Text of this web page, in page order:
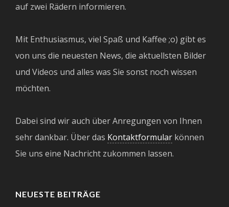
auf zwei Rädern informieren.
Mit Enthusiasmus, viel Spaß und Kaffee ;o) gibt es
von uns die neuesten News, die aktuellsten Bilder
und Videos und alles was Sie sonst noch wissen
möchten.
Dabei sind wir auch über Anregungen von Ihnen
sehr dankbar. Über das Kontaktformular können
Sie uns eine Nachricht zukommen lassen.
NEUESTE BEITRÄGE